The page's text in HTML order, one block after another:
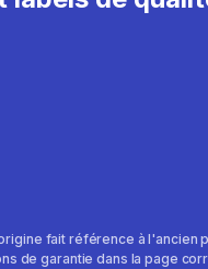
fait référence à l'ancien
de garantie dans la page